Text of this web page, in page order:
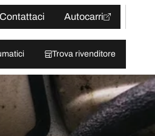
Contattaci
Autocarri
Trova rivenditore